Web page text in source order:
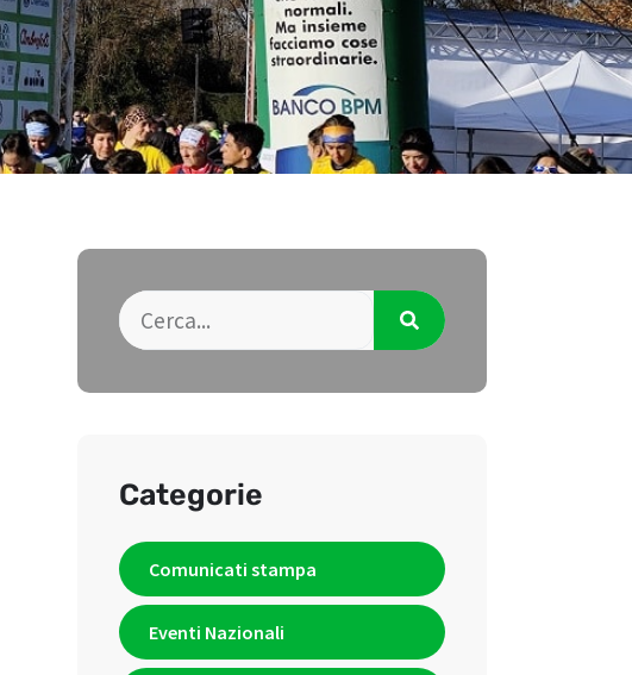
Categorie
Comunicati stampa
Eventi Nazionali